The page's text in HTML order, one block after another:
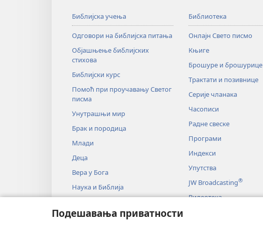
Подешавања приватности
Библијска учења
Одговори на библијска питања
Објашњење библијских
стихова
Библијски курс
Помоћ при проучавању Светог
писма
Унутрашњи мир
Брак и породица
Млади
Деца
Вера у Бога
Наука и Библија
Библиотека
Онлајн Свето писмо
Књиге
Брошуре и брошурице
Трактати и позивнице
Серије чланака
Часописи
Радне свеске
Програми
Индекси
Упутства
JW Broadcasting®
Видеотека